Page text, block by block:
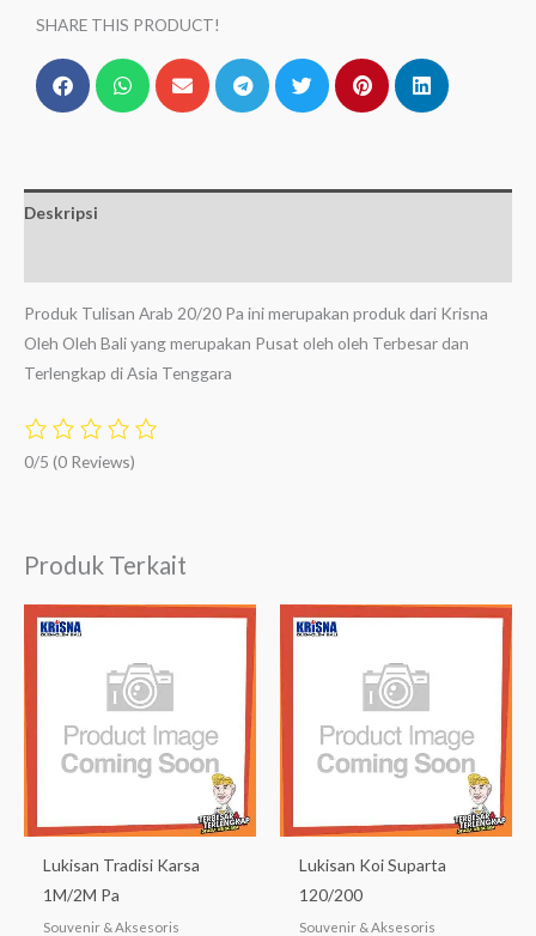
SHARE THIS PRODUCT!
Deskripsi
Produk Tulisan Arab 20/20 Pa ini merupakan produk dari Krisna
Oleh Oleh Bali yang merupakan Pusat oleh oleh Terbesar dan
Terlengkap di Asia Tenggara
0/5 (0 Reviews)
Produk Terkait
Lukisan Tradisi Karsa
1M/2M Pa
Souvenir & Aksesoris
Lukisan Koi Suparta
120/200
Souvenir & Aksesoris